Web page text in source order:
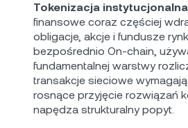
Tokenizacja
finansowe coraz częściej
obligacje, akcje i fundusze
bezpośrednio On-chain,
fundamentalnej warstwy
transakcje sieciowe
rosnące przyjęcie rozwiązań
napędza strukturalny popyt.